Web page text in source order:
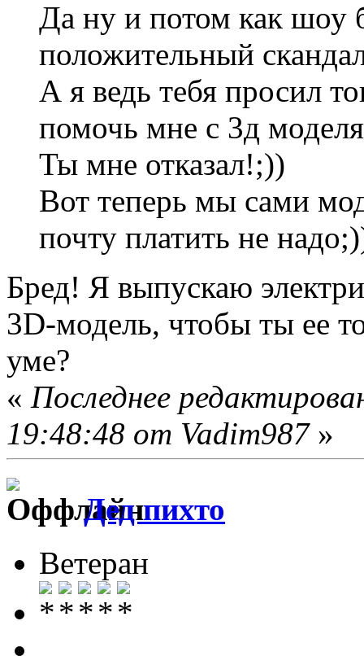
Да ну и потом как шоу
положительный
А я ведь тебя просил
помочь мне с 3д
Ты мне отказал!;))
Вот теперь мы сами
почту платить не
Бред! Я выпускаю
3D-модель, чтобы ты ее
уме?
« Последнее
19:48:48 от Vadim987»
Дед пихто
Ветеран